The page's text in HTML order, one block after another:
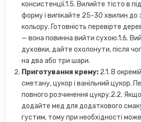
консистенції.1.5. Вилийте тісто в
форму і випікайте 25-30 хвилин до
кольору. Готовність перевірте
— вона повинна вийти сухою.1.6.
духовки, дайте охолонути, після
на два або три шари.
Приготування крему: 2.1. В
сметану, цукор і ванільний цукор.
повного розчинення цукру.2.2.
додайте мед для додаткового
густим, тому при необхідності